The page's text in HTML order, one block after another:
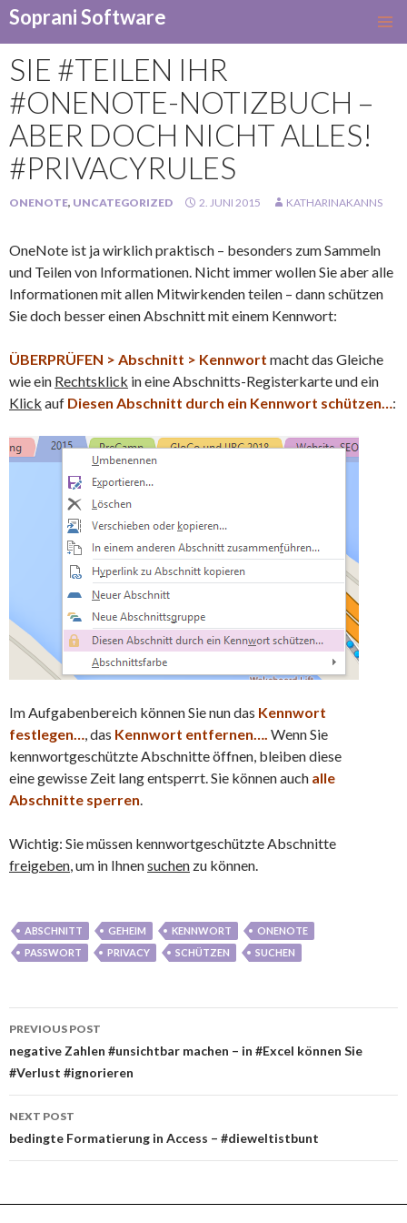
Soprani Software
TO
CONTENT
SIE #TEILEN IHR
#ONENOTE-NOTIZBUCH –
ABER DOCH NICHT ALLES!
#PRIVACYRULES
ONENOTE, UNCATEGORIZED 2. JUNI 2015 KATHARINAKANNS
OneNote ist ja wirklich praktisch – besonders zum Sammeln
und Teilen von Informationen. Nicht immer wollen Sie aber alle
Informationen mit allen Mitwirkenden teilen – dann schützen
Sie doch besser einen Abschnitt mit einem Kennwort:
ÜBERPRÜFEN > Abschnitt > Kennwort macht das Gleiche
wie ein Rechtsklick in eine Abschnitts-Registerkarte und ein
Klick auf Diesen Abschnitt durch ein Kennwort schützen…:
Im Aufgabenbereich können Sie nun das Kennwort
festlegen…, das Kennwort entfernen…. Wenn Sie
kennwortgeschützte Abschnitte öffnen, bleiben diese
eine gewisse Zeit lang entsperrt. Sie können auch alle
Abschnitte sperren.
Wichtig: Sie müssen kennwortgeschützte Abschnitte
freigeben, um in Ihnensuchen zu können.
ABSCHNITT GEHEIM KENNWORT
ONENOTE
PASSWORT
PRIVACY SCHÜTZEN SUCHEN
Post
navigation
PREVIOUS POST
negative Zahlen #unsichtbar machen – in #Excel können Sie
#Verlust #ignorieren
NEXT POST
bedingte Formatierung in Access – #dieweltistbunt